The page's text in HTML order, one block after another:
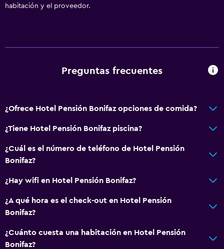
habitación y el proveedor.
Preguntas frecuentes
¿Ofrece Hotel Pensión Bonifaz opciones de comida?
¿Tiene Hotel Pensión Bonifaz piscina?
¿Cuál es el número de teléfono de Hotel Pensión
Bonifaz?
¿Hay wifi en Hotel Pensión Bonifaz?
¿A qué hora es el check-out en Hotel Pensión
Bonifaz?
¿Cuánto cuesta una habitación en Hotel Pensión
Bonifaz?